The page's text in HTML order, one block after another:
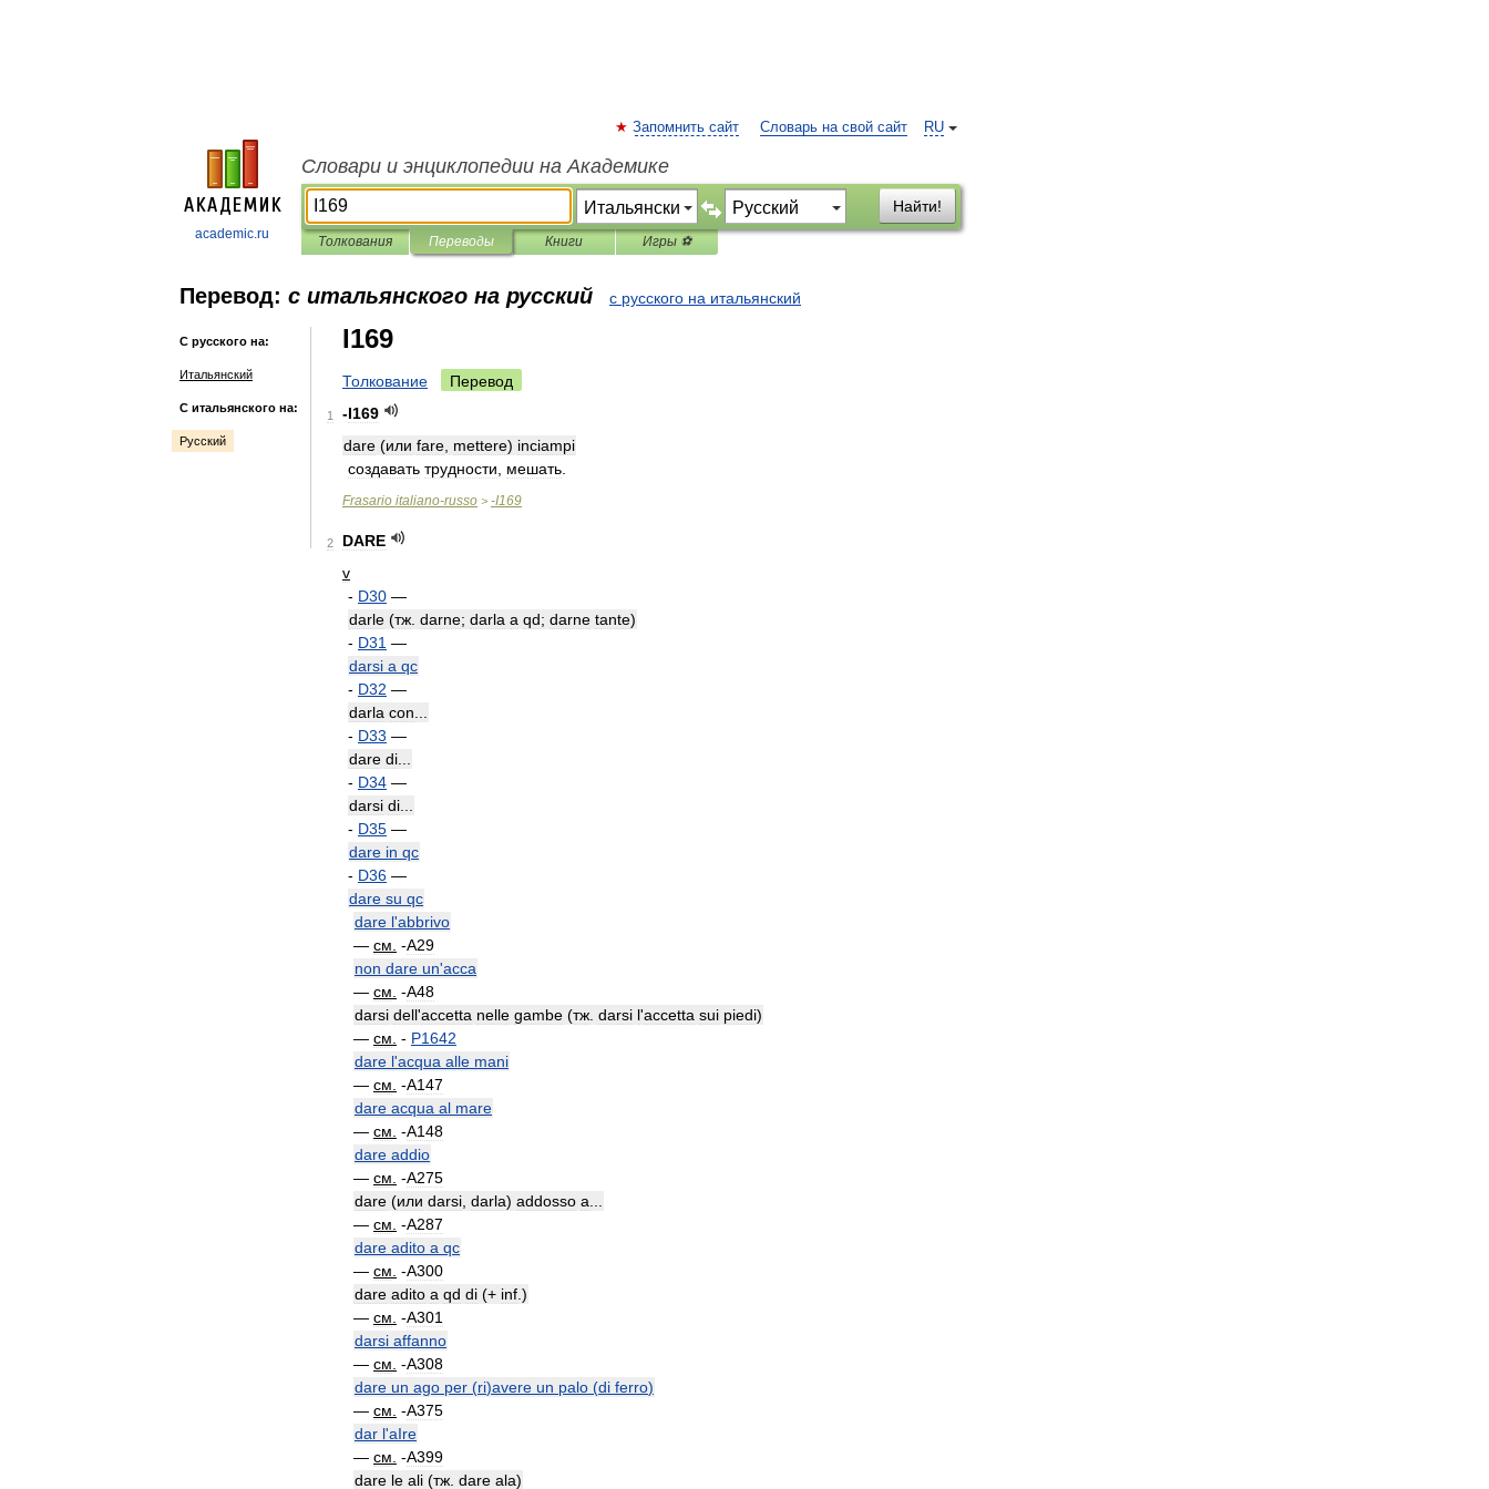
academic.ru
RU
Запомнить сайт Словарь на свой сайт
Словари и энциклопедии на Академике
Найти!
Толкования Переводы Книги Игры ⚽
Перевод: с итальянского на русский с русского на итальянский
С русского на:
Итальянский
С итальянского на:
Русский
I169
Толкование Перевод
1 -I169
dare (или fare mettere) inciampi
создавать трудности мешать
Frasario italiano-russo > -I169
2
DARE
v
- D30 —
darle (тж darne; darla a qd; darne tante)
- D31 —
darsi a qc
- D32 —
darla con
- D33 —
dare di
- D34 —
darsi di
- D35 —
dare in qc
- D36 —
dare su qc
dare l'abbrivo
— см -A29
non dare un'acca
— см -A48
darsi dell'accetta nelle gambe (тж darsi l'accetta sui piedi)
— см - P1642
dare l'acqua alle mani
— см -A147
dare acqua al mare
— см -A148
dare addio
— см -A275
dare (или darsi darla) addosso a
— см -A287
dare adito a qc
— см -A300
dare adito a qd di (+ inf .)
— см -A301
darsi affanno
— см -A308
dare un ago per (ri)avere un palo (di ferro)
— см -A375
dar l'aIre
— см -A399
dare le ali (тж dare ala)